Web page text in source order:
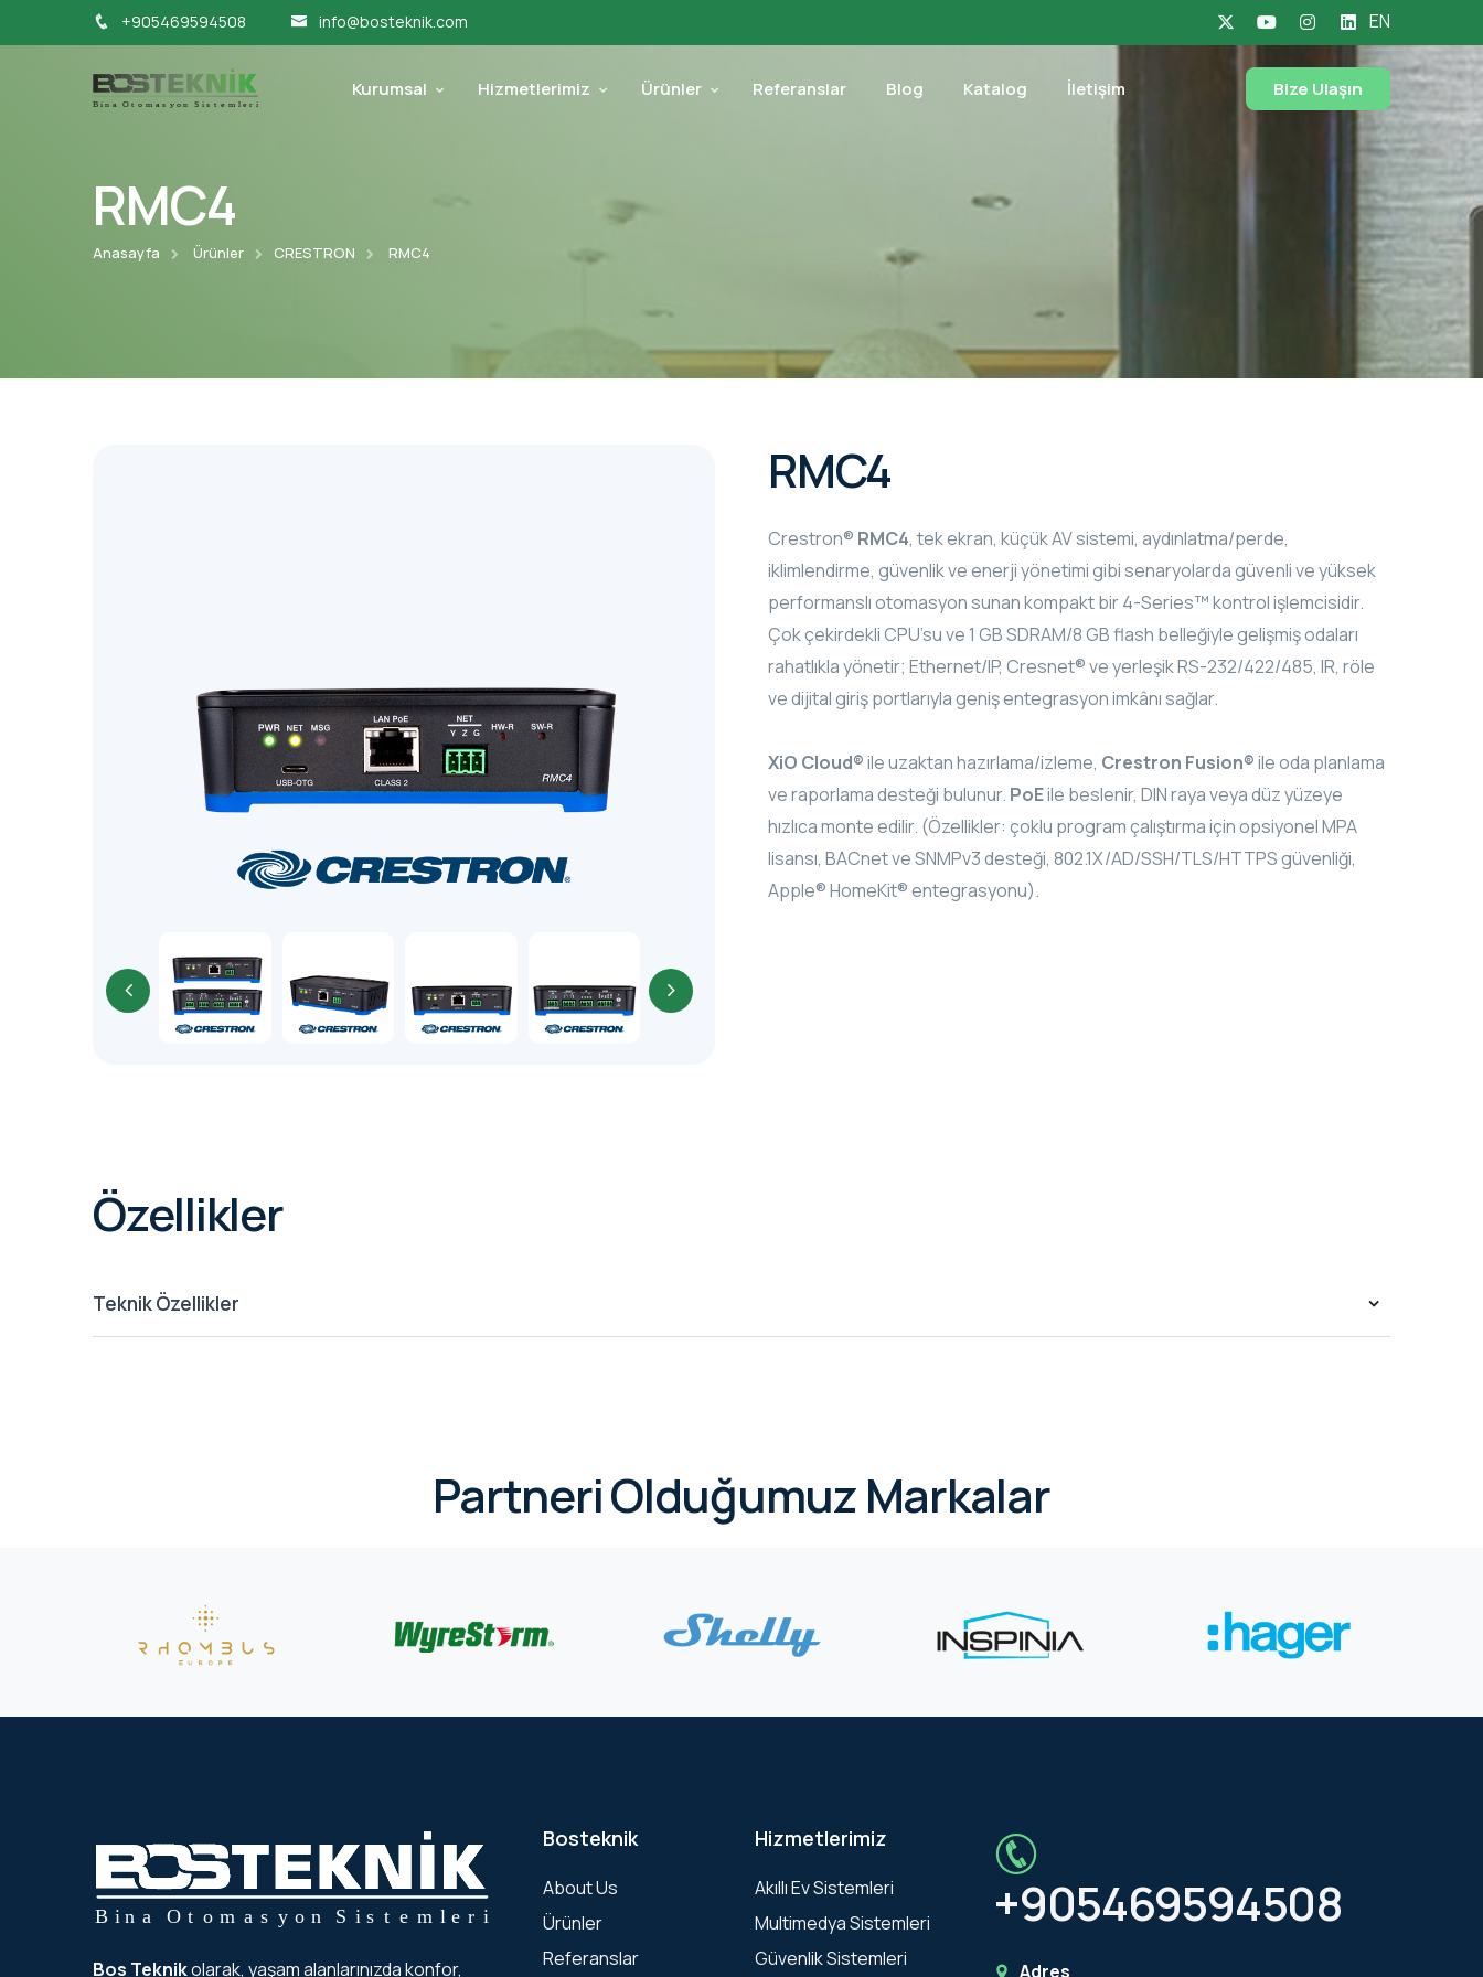
+905469594508 info@bosteknik.com EN
Kurumsal Hizmetlerimiz Ürünler Referanslar Blog Katalog İletişim Bize Ulaşın
RMC4
Anasayfa Ürünler CRESTRON RMC4
RMC4
Crestron® RMC4, tek ekran, küçük AV sistemi, aydınlatma/perde,
iklimlendirme, güvenlik ve enerji yönetimi gibi senaryolarda güvenli ve yüksek
performanslı otomasyon sunan kompakt bir 4-Series™ kontrol işlemcisidir.
Çok çekirdekli CPU’su ve 1 GB SDRAM/8 GB flash belleğiyle gelişmiş odaları
rahatlıkla yönetir; Ethernet/IP, Cresnet® ve yerleşik RS-232/422/485, IR, röle
ve dijital giriş portlarıyla geniş entegrasyon imkânı sağlar.
XiO Cloud®ile uzaktan hazırlama/izleme, Crestron Fusion®ile oda planlama
ve raporlama desteği bulunur. PoEile beslenir, DIN raya veya düz yüzeye
hızlıca monte edilir. (Özellikler: çoklu program çalıştırma için opsiyonel MPA
lisansı, BACnet ve SNMPv3 desteği, 802.1X/AD/SSH/TLS/HTTPS güvenliği,
Apple® HomeKit® entegrasyonu).
Özellikler
Teknik Özellikler
Partneri Olduğumuz Markalar
Bos Teknikolarak, yaşam alanlarınızda konfor,
Bosteknik
About Us
Ürünler
Referanslar
Hizmetlerimiz
Akıllı Ev Sistemleri
Multimedya Sistemleri
Güvenlik Sistemleri
+905469594508
Adres